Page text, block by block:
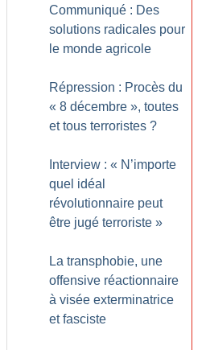
Communiqué : Des
solutions radicales pour
le monde agricole
Répression : Procès du
« 8 décembre », toutes
et tous terroristes ?
Interview : « N’importe
quel idéal
révolutionnaire peut
être jugé terroriste »
La transphobie, une
offensive réactionnaire
à visée exterminatrice
et fasciste